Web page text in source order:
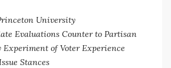
University
Evaluations Counter to Partisan
Experiment of Voter Experience
Stances